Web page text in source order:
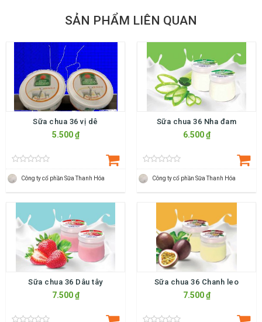
SẢN PHẨM LIÊN QUAN
Sữa chua 36 vị dê
5.500 ₫
Công ty cổ phần Sữa Thanh Hóa
Sữa chua 36 Nha đam
6.500 ₫
Công ty cổ phần Sữa Thanh Hóa
Sữa chua 36 Dâu tây
7.500 ₫
Sữa chua 36 Chanh leo
7.500 ₫